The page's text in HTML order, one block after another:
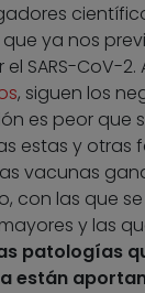
ya nos
SARS-CoV-
, siguen los
es peor que
estas y
vacunas
con las que
y las
patologías
están